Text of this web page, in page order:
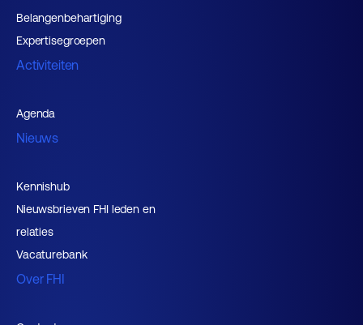
Belangenbehartiging
Expertisegroepen
Activiteiten
Agenda
Nieuws
Kennishub
Nieuwsbrieven FHI leden en
relaties
Vacaturebank
Over FHI